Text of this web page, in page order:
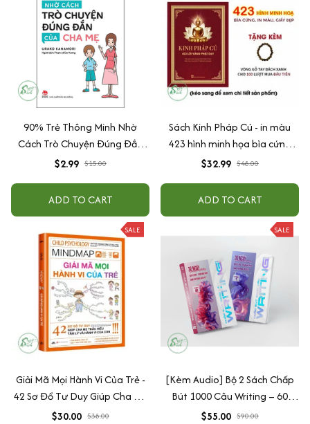
90% Trẻ Thông Minh Nhờ
Cách Trò Chuyện Đúng Đắn
Của Cha Mẹ
$2.99 $15.00
ADD TO CART
Sách Kinh Pháp Cú - in màu
423 hình minh họa bìa cứng
cao cấp + tặng kèm vòng tay
$32.99 $48.00
ADD TO CART
SALE
Giải Mã Mọi Hành Vi Của Trẻ -
42 Sơ Đồ Tư Duy Giúp Cha Mẹ
Thấu Hiểu Tâm Lý Và Hành Vi
$30.00 $38.00
SALE
[Kèm Audio] Bộ 2 Sách Chấp
Bút 1000 Câu Writing – 60
Ngày Gieo Trồng Tư Duy
$55.00 $90.00